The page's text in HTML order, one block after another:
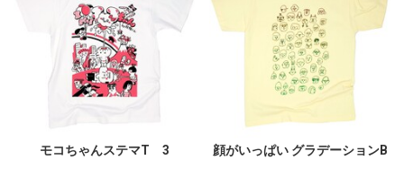
モコちゃんステマT 3 顔がいっぱい グラデーションB